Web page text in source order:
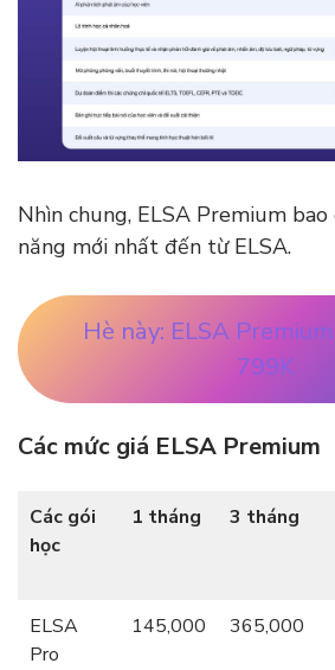
Nhìn chung, ELSA Premium
năng mới nhất đến từ ELSA.
Hè này: ELSA
799K
Các mức giá ELSA Premium
Các gói
học
1 tháng 3 tháng
ELSA
Pro
145,000 365,000